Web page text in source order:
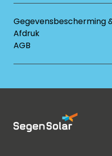
Gegevensbescherming
Afdruk
AGB